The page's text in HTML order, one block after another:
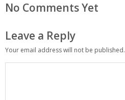
No Comments Yet
Leave a Reply
Your email address will not be published.